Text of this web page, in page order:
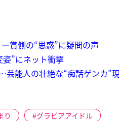
賞側の“思惑”に疑問の声
姿”にネット衝撃
能人の壮絶な“痴話ゲンカ”
り
グラビアアイドル